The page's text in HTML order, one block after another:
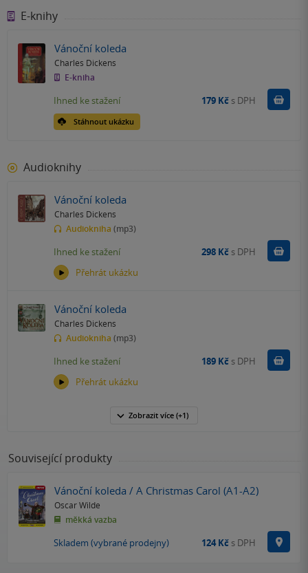
E-knihy
Vánoční koleda
Charles Dickens
E-kniha
Stáhnout ukázku
Ihned ke stažení 179 Kč s DPH Koupit
Audioknihy
Vánoční koleda
Charles Dickens
Audiokniha (mp3)
Přehrát ukázku
Ihned ke stažení 298 Kč s DPH Koupit
Vánoční koleda
Charles Dickens
Audiokniha (mp3)
Přehrát ukázku
Ihned ke stažení 189 Kč s DPH Koupit
Zobrazit více (+1)
Související produkty
Vánoční koleda / A Christmas Carol (A1-A2)
Oscar Wilde
měkká vazba
Skladem (vybrané prodejny) 124 Kč s DPH